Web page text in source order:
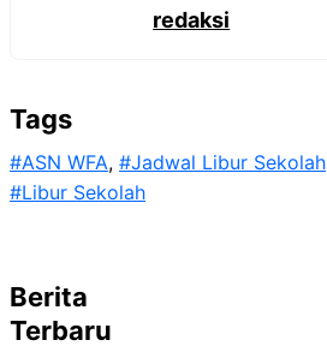
redaksi
Tags
#ASN WFA, #Jadwal Libur Sekolah
#Libur Sekolah
Berita
Terbaru